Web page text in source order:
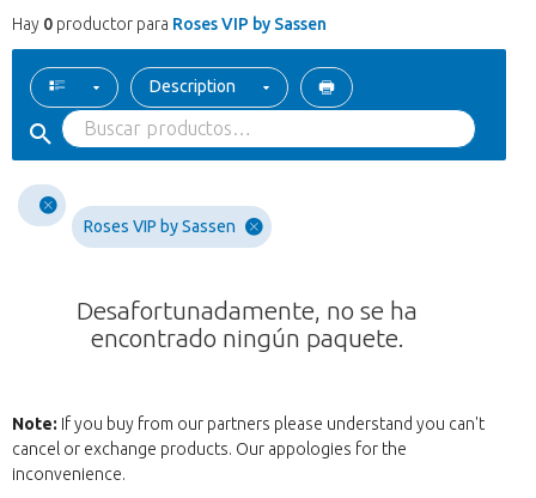
Hay 0 productor para Roses VIP by Sassen
Description
Roses VIP by Sassen
Desafortunadamente, no se ha
encontrado ningún paquete.
Note: If you buy from our partners please understand you can't
cancel or exchange products. Our appologies for the
inconvenience.